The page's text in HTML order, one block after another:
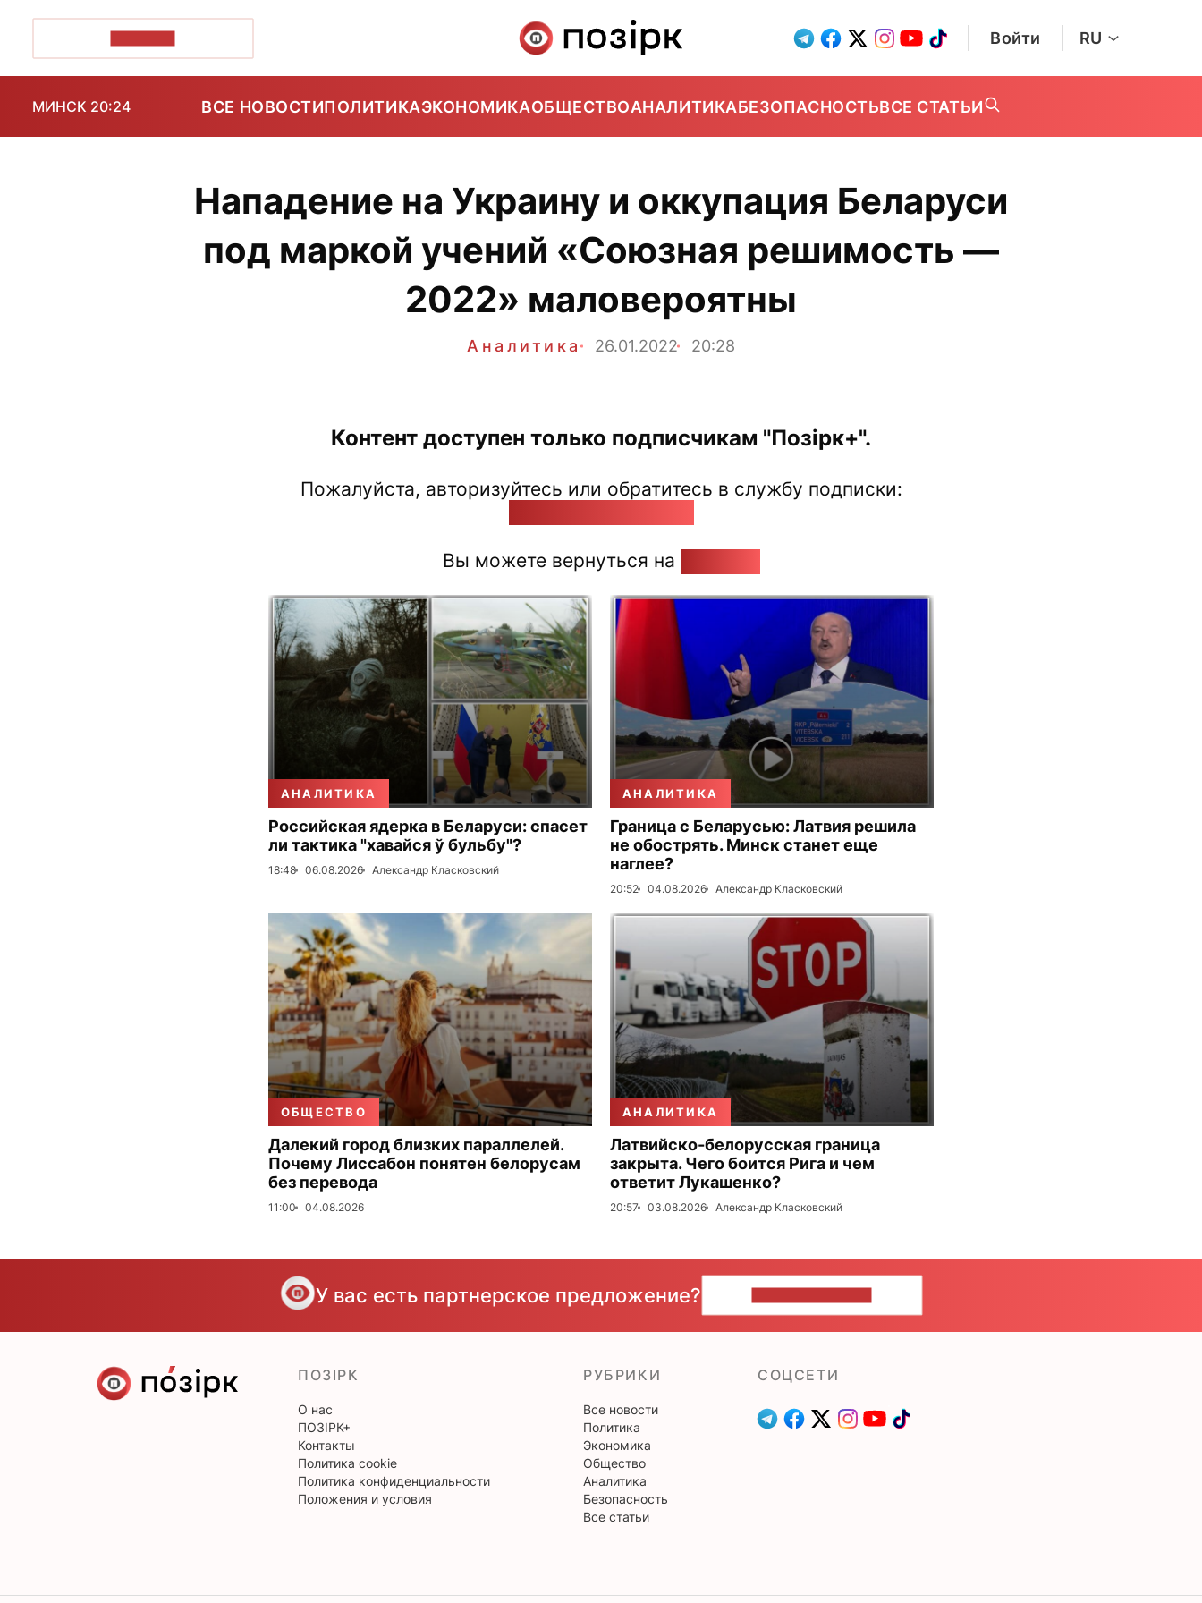
Войти RU
МИНСК 20:24 ВСЕ НОВОСТИПОЛИТИКАЭКОНОМИКАОБЩЕСТВОАНАЛИТИКАБЕЗОПАСНОСТЬВСЕ СТАТЬИ
Нападение на Украину и оккупация Беларуси
под маркой учений «Союзная решимость —
2022» маловероятны
Аналитика 26.01.2022 20:28
Контент доступен только подписчикам "Позірк+".
Пожалуйста, авторизуйтесь или обратитесь в службу подписки:
Вы можете вернуться на
АНАЛИТИКА
Российская ядерка в Беларуси: спасет
ли тактика "хавайся ў бульбу"?
18:48 06.08.2026 Александр Класковский
АНАЛИТИКА
Граница с Беларусью: Латвия решила
не обострять. Минск станет еще
наглее?
20:52 04.08.2026 Александр Класковский
ОБЩЕСТВО
Далекий город близких параллелей.
Почему Лиссабон понятен белорусам
без перевода
11:00 04.08.2026
АНАЛИТИКА
Латвийско-белорусская граница
закрыта. Чего боится Рига и чем
ответит Лукашенко?
20:57 03.08.2026 Александр Класковский
У вас есть партнерское предложение?
ПОЗІРК
О нас
ПОЗІРК+
Контакты
Политика cookie
Политика конфиденциальности
Положения и условия
РУБРИКИ
Все новости
Политика
Экономика
Общество
Аналитика
Безопасность
Все статьи
CОЦСЕТИ